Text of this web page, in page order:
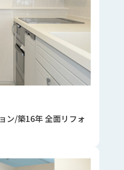
ン/築16年 全面リフォ